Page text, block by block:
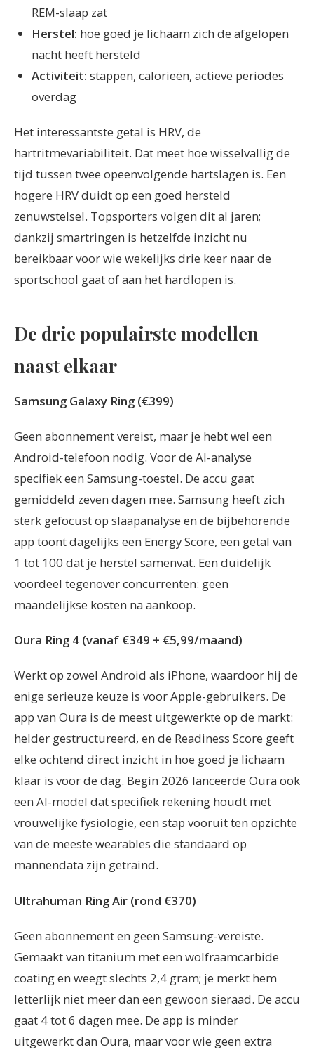
REM-slaap zat
Herstel: hoe goed je lichaam zich de afgelopen
nacht heeft hersteld
Activiteit: stappen, calorieën, actieve periodes
overdag
Het interessantste getal is HRV, de
hartritmevariabiliteit. Dat meet hoe wisselvallig de
tijd tussen twee opeenvolgende hartslagen is. Een
hogere HRV duidt op een goed hersteld
zenuwstelsel. Topsporters volgen dit al jaren;
dankzij smartringen is hetzelfde inzicht nu
bereikbaar voor wie wekelijks drie keer naar de
sportschool gaat of aan het hardlopen is.
De drie populairste modellen
naast elkaar
Samsung Galaxy Ring (€399)
Geen abonnement vereist, maar je hebt wel een
Android-telefoon nodig. Voor de AI-analyse
specifiek een Samsung-toestel. De accu gaat
gemiddeld zeven dagen mee. Samsung heeft zich
sterk gefocust op slaapanalyse en de bijbehorende
app toont dagelijks een Energy Score, een getal van
1 tot 100 dat je herstel samenvat. Een duidelijk
voordeel tegenover concurrenten: geen
maandelijkse kosten na aankoop.
Oura Ring 4 (vanaf €349 + €5,99/maand)
Werkt op zowel Android als iPhone, waardoor hij de
enige serieuze keuze is voor Apple-gebruikers. De
app van Oura is de meest uitgewerkte op de markt:
helder gestructureerd, en de Readiness Score geeft
elke ochtend direct inzicht in hoe goed je lichaam
klaar is voor de dag. Begin 2026 lanceerde Oura ook
een AI-model dat specifiek rekening houdt met
vrouwelijke fysiologie, een stap vooruit ten opzichte
van de meeste wearables die standaard op
mannendata zijn getraind.
Ultrahuman Ring Air (rond €370)
Geen abonnement en geen Samsung-vereiste.
Gemaakt van titanium met een wolfraamcarbide
coating en weegt slechts 2,4 gram; je merkt hem
letterlijk niet meer dan een gewoon sieraad. De accu
gaat 4 tot 6 dagen mee. De app is minder
uitgewerkt dan Oura, maar voor wie geen extra